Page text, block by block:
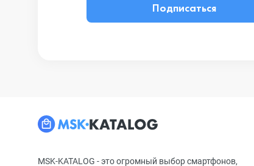
Подписаться
MSK-KATALOG - это огромный выбор смартфонов,